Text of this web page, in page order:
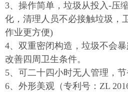
3、操作简单，垃圾从投入-压
化，清理人员不必接触垃圾，
作业更方便)
4、双重密闭构造，垃圾不会
改善四周卫生条件。
5、可二十四小时无人管理，节
6、外形美观（专利号：ZL